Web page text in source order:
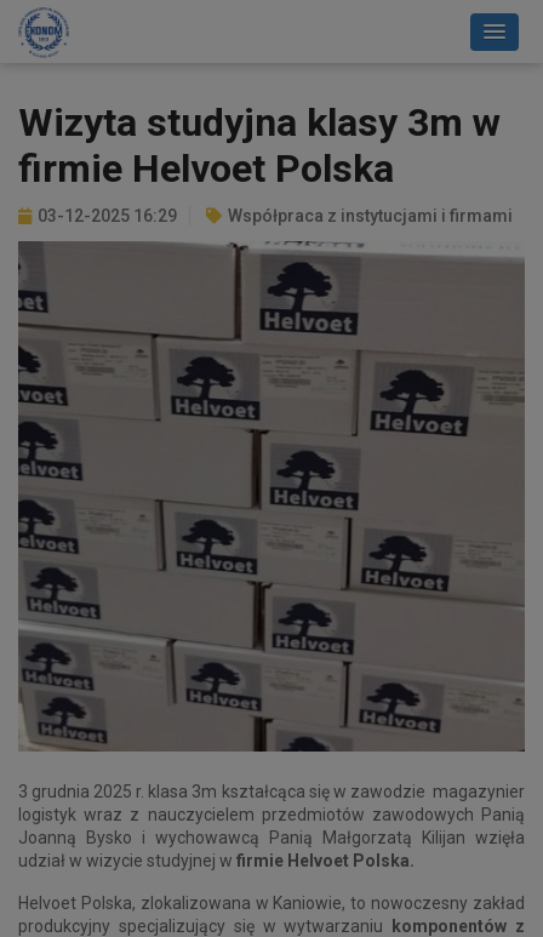
Wizyta studyjna klasy 3m w
firmie Helvoet Polska
03-12-2025 16:29 Współpraca z instytucjami i firmami
3 grudnia 2025 r. klasa 3m kształcąca się w zawodzie magazynier
logistyk wraz z nauczycielem przedmiotów zawodowych Panią
Joanną Bysko i wychowawcą Panią Małgorzatą Kilijan wzięła
udział w wizycie studyjnej w firmie Helvoet Polska.
Helvoet Polska, zlokalizowana w Kaniowie, to nowoczesny zakład
produkcyjny specjalizujący się w wytwarzaniu
komponentów z